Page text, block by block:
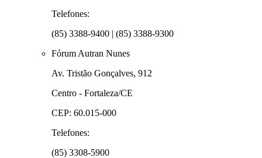
Telefones:
(85) 3388-9400 | (85) 3388-9300
Fórum Autran Nunes
Av. Tristão Gonçalves, 912
Centro - Fortaleza/CE
CEP: 60.015-000
Telefones:
(85) 3308-5900